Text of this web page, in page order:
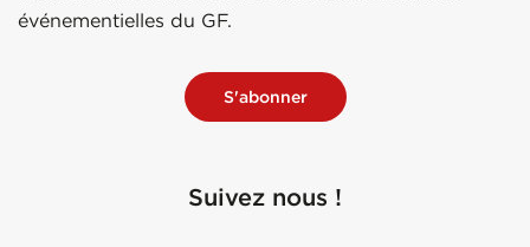
événementielles du GF.
S'abonner
Suivez nous !